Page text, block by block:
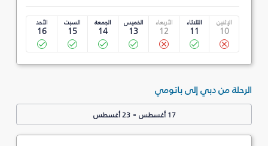
الإثنين
10
الثلاثاء
11
الأربعاء
12
الخميس
13
الجمعة
14
السبت
15
الأحد
16
الرحلة من دبي إلى باتومي
17 أغسطس -23 أغسطس